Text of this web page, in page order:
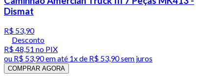
Dismat
R$ 53,90
Desconto
R$ 48,51 no PIX
ou R$ 53,90em até 1x de R$ 53,90sem juros
COMPRAR AGORA